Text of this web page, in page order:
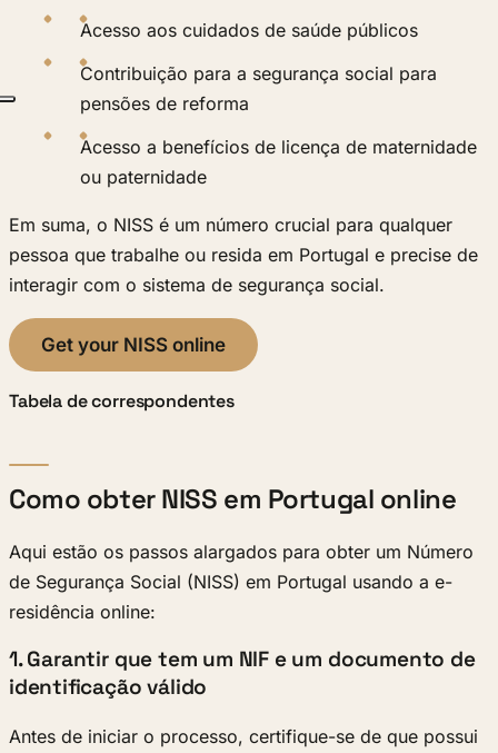
Acesso aos cuidados de saúde públicos
Contribuição para a segurança social para
pensões de reforma
Acesso a benefícios de licença de maternidade
ou paternidade
Em suma, o NISS é um número crucial para qualquer
pessoa que trabalhe ou resida em Portugal e precise de
interagir com o sistema de segurança social.
Get your NISS online
Tabela de correspondentes
Como obter NISS em Portugal online
Aqui estão os passos alargados para obter um Número
de Segurança Social (NISS) em Portugal usando a e-
residência online:
1. Garantir que tem um NIF e um documento de
identificação válido
Antes de iniciar o processo, certifique-se de que possui